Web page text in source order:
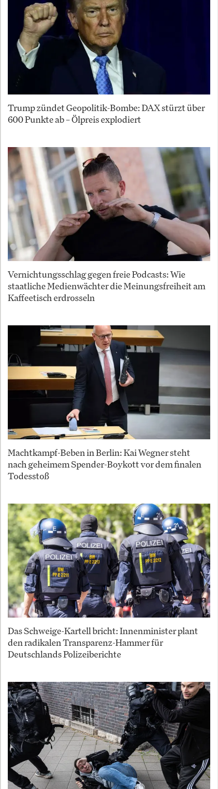
Trump zündet Geopolitik-Bombe: DAX stürzt über
600 Punkte ab – Ölpreis explodiert
Vernichtungsschlag gegen freie Podcasts: Wie
staatliche Medienwächter die Meinungsfreiheit am
Kaffeetisch erdrosseln
Machtkampf-Beben in Berlin: Kai Wegner steht
nach geheimem Spender-Boykott vor dem finalen
Todesstoß
Das Schweige-Kartell bricht: Innenminister plant
den radikalen Transparenz-Hammer für
Deutschlands Polizeiberichte